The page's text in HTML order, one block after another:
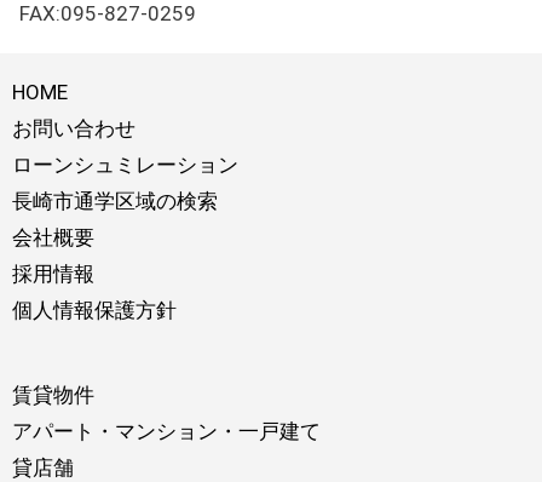
FAX:095-827-0259
HOME
お問い合わせ
ローンシュミレーション
長崎市通学区域の検索
会社概要
採用情報
個人情報保護方針
賃貸物件
アパート・マンション・一戸建て
貸店舗